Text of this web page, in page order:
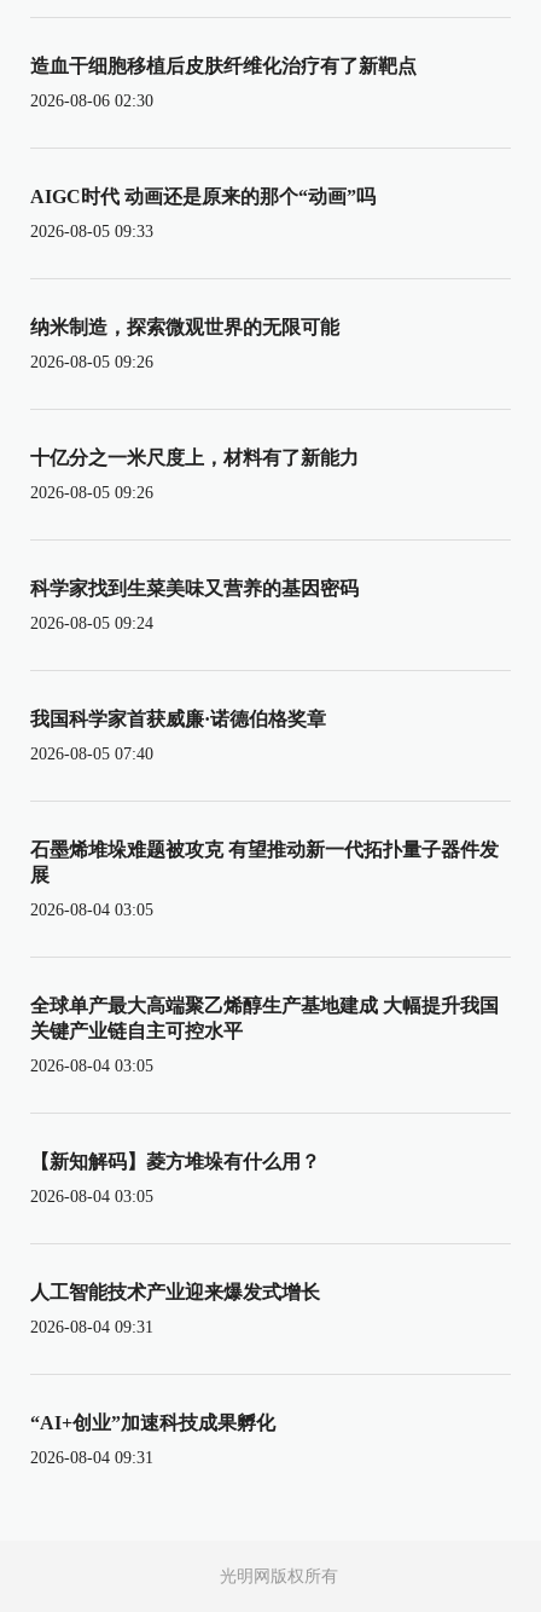
造血干细胞移植后皮肤纤维化治疗有了新靶点
2026-08-06 02:30
AIGC时代 动画还是原来的那个“动画”吗
2026-08-05 09:33
纳米制造，探索微观世界的无限可能
2026-08-05 09:26
十亿分之一米尺度上，材料有了新能力
2026-08-05 09:26
科学家找到生菜美味又营养的基因密码
2026-08-05 09:24
我国科学家首获威廉·诺德伯格奖章
2026-08-05 07:40
石墨烯堆垛难题被攻克 有望推动新一代拓扑量子器件发
展
2026-08-04 03:05
全球单产最大高端聚乙烯醇生产基地建成 大幅提升我国
关键产业链自主可控水平
2026-08-04 03:05
【新知解码】菱方堆垛有什么用？
2026-08-04 03:05
人工智能技术产业迎来爆发式增长
2026-08-04 09:31
“AI+创业”加速科技成果孵化
2026-08-04 09:31
光明网版权所有